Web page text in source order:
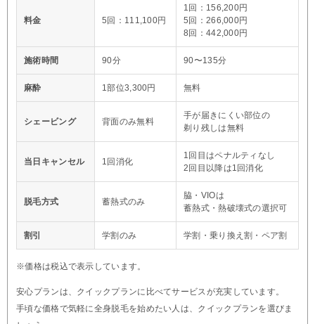
料金 5回：111,100円
1回：156,200円
5回：266,000円
8回：442,000円
施術時間 90分 90〜135分
麻酔 1部位3,300円 無料
シェービング 背面のみ無料
手が届きにくい部位の
剃り残しは無料
当日キャンセル 1回消化
1回目はペナルティなし
2回目以降は1回消化
脱毛方式 蓄熱式のみ
脇・VIOは
蓄熱式・熱破壊式の選択可
割引 学割のみ 学割・乗り換え割・ペア割
※価格は税込で表示しています。
安心プランは、クイックプランに比べてサービスが充実しています。
手頃な価格で気軽に全身脱毛を始めたい人は、クイックプランを選びま